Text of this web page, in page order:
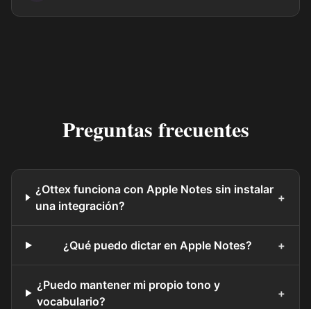
Preguntas frecuentes
¿Ottex funciona con Apple Notes sin instalar
una integración?
+
¿Qué puedo dictar en Apple Notes? +
¿Puedo mantener mi propio tono y
vocabulario?
+